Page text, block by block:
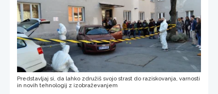
Predstavljaj si, da lahko združiš svojo strast do raziskovanja, varnosti
in novih tehnologij z izobraževanjem